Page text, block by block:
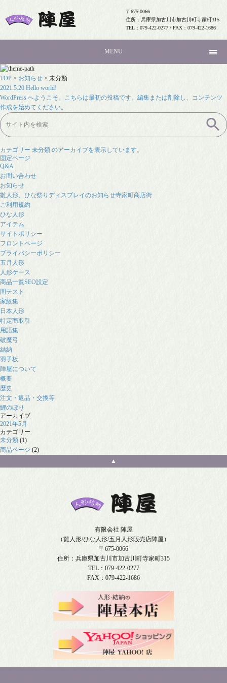
〒675-0066
住所：兵庫県加古川市加古川町寺家町315
TEL：079-422-0277 / FAX：079-422-1686
MENU
TOP > お知らせ > 未分類
2021.5.20 Hello world!
WordPress へようこそ。こちらは最初の投稿です。編集または削除し、コンテンツ
作成を始めてください。
検
索:
カテゴリー 未分類 のアーカイブを表示しています。
固定ページ
Q&A
お問い合わせ
お知らせ
雛人形、ひな祭りディスプレイのお知らせ寺家町商店街
ご利用規約
ひな人形
アイテム
サイトポリシー
フロントページ
プライバシーポリシー
五月人形
人形ケース
商品一覧SEO設定
問テスト
家紋集
日本人形
特定商取引
用語集
破魔弓
結納
羽子板
陣屋について
概要
歴史
注文・返品・交換等
鯉のぼり
アーカイブ
2021年5月
カテゴリー
未分類 (1)
商品ページ (2)
▲
有限会社 陣屋
（雛人形/ひな人形/五月人形販売店陣屋）
〒675-0066
住所：兵庫県加古川市加古川町寺家町315
TEL：079-422-0277
FAX：079-422-1686